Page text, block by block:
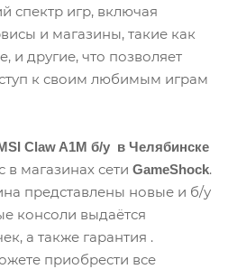
спектр игр, включая
и магазины, такие как
и другие, что позволяет
к своим любимым играм
Claw A1M б/у в Челябинске
магазинах сети GameShock.
представлены новые и б/у
консоли выдаётся
а также гарантия .
приобрести все